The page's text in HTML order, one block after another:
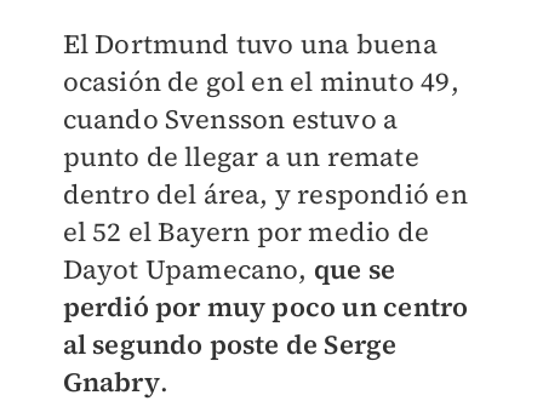
El Dortmund tuvo una buena
ocasión de gol en el minuto 49,
cuando Svensson estuvo a
punto de llegar a un remate
dentro del área, y respondió en
el 52 el Bayern por medio de
Dayot Upamecano, que se
perdió por muy poco un centro
al segundo poste de Serge
Gnabry.